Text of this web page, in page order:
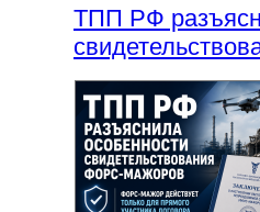
ТПП РФ